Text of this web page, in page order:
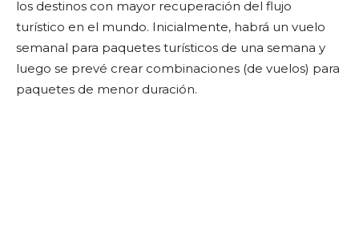
los destinos con mayor recuperación del flujo
turístico en el mundo. Inicialmente, habrá un vuelo
semanal para paquetes turísticos de una semana y
luego se prevé crear combinaciones (de vuelos) para
paquetes de menor duración.